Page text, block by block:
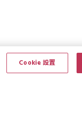
Cookie 設置